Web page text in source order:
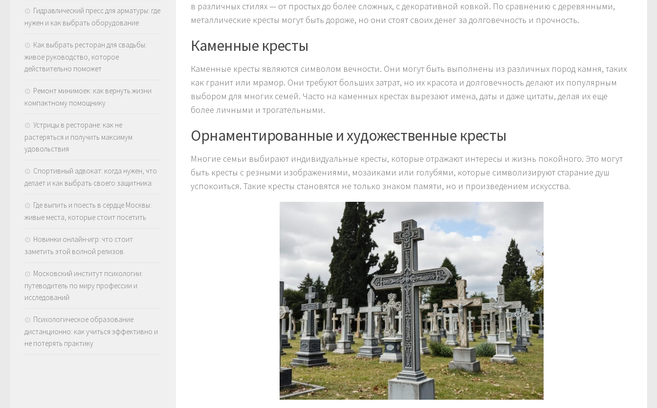
в различных стилях — от простых до более сложных, с декоративной ковкой. По сравнению с деревянными,
металлические кресты могут быть дороже, но они стоят своих денег за долговечность и прочность.
Каменные кресты
Каменные кресты являются символом вечности. Они могут быть выполнены из различных пород камня, таких
как гранит или мрамор. Они требуют больших затрат, но их красота и долговечность делают их популярным
выбором для многих семей. Часто на каменных крестах вырезают имена, даты и даже цитаты, делая их еще
более личными и трогательными.
Орнаментированные и художественные кресты
Многие семьи выбирают индивидуальные кресты, которые отражают интересы и жизнь покойного. Это могут
быть кресты с резными изображениями, мозаиками или голубями, которые символизируют старание душ
успокоиться. Такие кресты становятся не только знаком памяти, но и произведением искусства.
Гидравлический пресс для арматуры: где
нужен и как выбрать оборудование
Как выбрать ресторан для свадьбы:
живое руководство, которое
действительно поможет
Ремонт минимоек: как вернуть жизни
компактному помощнику
Устрицы в ресторане: как не
растеряться и получить максимум
удовольствия
Спортивный адвокат: когда нужен, что
делает и как выбрать своего защитника
Где выпить и поесть в сердце Москвы:
живые места, которые стоит посетить
Новинки онлайн-игр: что стоит
заметить этой волной релизов
Московский институт психологии:
путеводитель по миру профессии и
исследований
Психологическое образование
дистанционно: как учиться эффективно и
не потерять практику